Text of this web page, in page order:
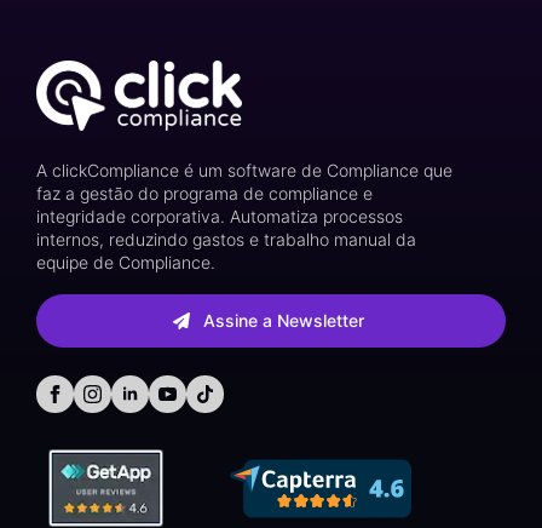
A clickCompliance é um software de Compliance que
faz a gestão do programa de compliance e
integridade corporativa. Automatiza processos
internos, reduzindo gastos e trabalho manual da
equipe de Compliance.
Assine a Newsletter